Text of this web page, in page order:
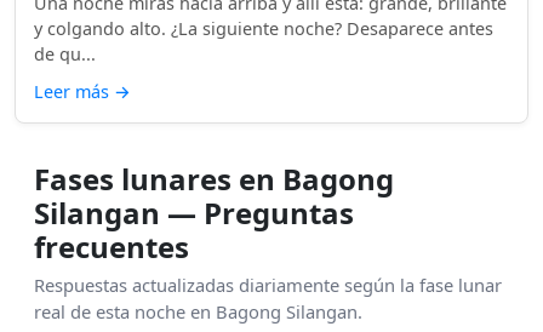
y colgando alto. ¿La siguiente noche? Desaparece antes
de qu...
Leer más →
Fases lunares en Bagong
Silangan — Preguntas
frecuentes
Respuestas actualizadas diariamente según la fase lunar
real de esta noche en Bagong Silangan.